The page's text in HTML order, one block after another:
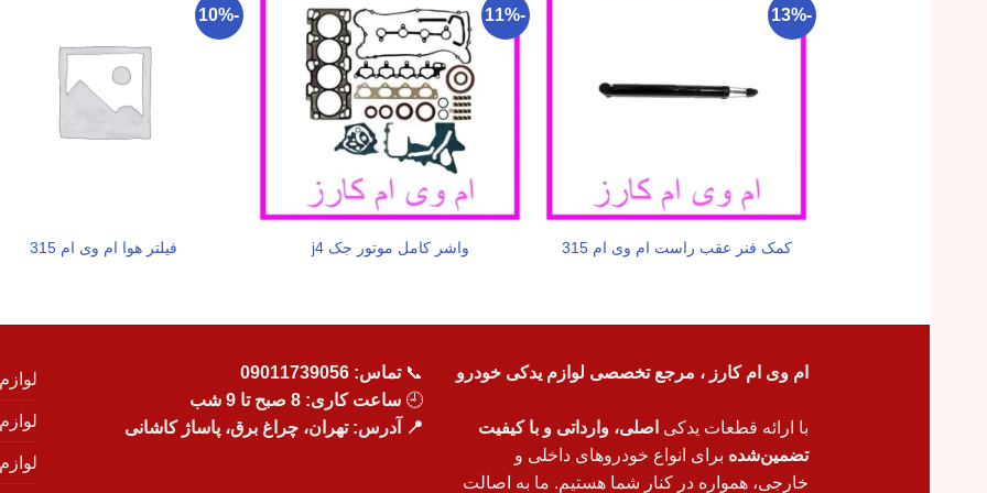
-13%
کمک فنر عقب راست ام وی ام 315
-11%
واشر کامل موتور جک j4
-10%
فیلتر هوا ام وی ام 315
ام وی ام کارز ، مرجع تخصصی لوازم یدکی خودرو
با ارائه قطعات یدکی اصلی، وارداتی و با کیفیت
تضمین‌شده برای انواع خودروهای داخلی و
خارجی، همواره در کنار شما هستیم. ما به اصالت
📞تماس: 09011739056
🕘 ساعت کاری: 8 صبح تا 9 شب
📍 آدرس: تهران، چراغ برق، پاساژ کاشانی